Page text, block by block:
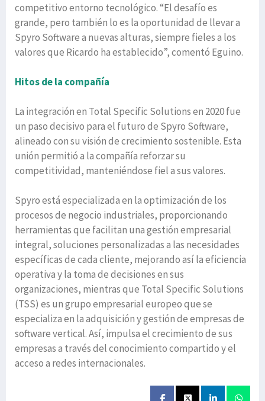
competitivo entorno tecnológico. “El desafío es
grande, pero también lo es la oportunidad de llevar a
Spyro Software a nuevas alturas, siempre fieles a los
valores que Ricardo ha establecido”, comentó Eguino.
Hitos de la compañía
La integración en Total Specific Solutions en 2020 fue
un paso decisivo para el futuro de Spyro Software,
alineado con su visión de crecimiento sostenible. Esta
unión permitió a la compañía reforzar su
competitividad, manteniéndose fiel a sus valores.
Spyro está especializada en la optimización de los
procesos de negocio industriales, proporcionando
herramientas que facilitan una gestión empresarial
integral, soluciones personalizadas a las necesidades
específicas de cada cliente, mejorando así la eficiencia
operativa y la toma de decisiones en sus
organizaciones, mientras que Total Specific Solutions
(TSS) es un grupo empresarial europeo que se
especializa en la adquisición y gestión de empresas de
software vertical. Así, impulsa el crecimiento de sus
empresas a través del conocimiento compartido y el
acceso a redes internacionales.